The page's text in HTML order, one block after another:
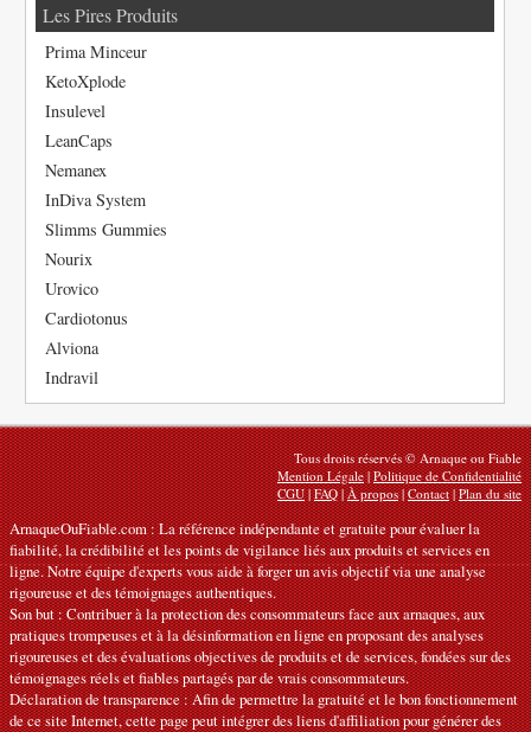
Les Pires Produits
Prima Minceur
KetoXplode
Insulevel
LeanCaps
Nemanex
InDiva System
Slimms Gummies
Nourix
Urovico
Cardiotonus
Alviona
Indravil
Tous droits réservés © Arnaque ou Fiable
Mention Légale|Politique de Confidentialité
CGU|FAQ|À propos|Contact|Plan du site
ArnaqueOuFiable.com : La référence indépendante et gratuite pour évaluer la
fiabilité, la crédibilité et les points de vigilance liés aux produits et services en
ligne. Notre équipe d'experts vous aide à forger un avis objectif via une analyse
rigoureuse et des témoignages authentiques.
Son but : Contribuer à la protection des consommateurs face aux arnaques, aux
pratiques trompeuses et à la désinformation en ligne en proposant des analyses
rigoureuses et des évaluations objectives de produits et de services, fondées sur des
témoignages réels et fiables partagés par de vrais consommateurs.
Déclaration de transparence : Afin de permettre la gratuité et le bon fonctionnement
de ce site Internet, cette page peut intégrer des liens d'affiliation pour générer des